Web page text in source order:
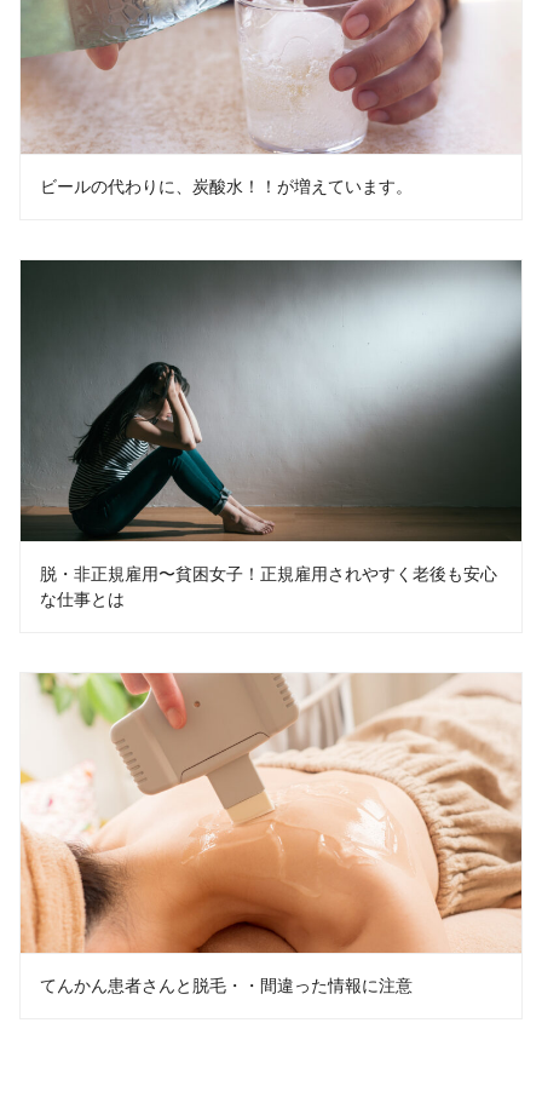
ビールの代わりに、炭酸水！！が増えています。
脱・非正規雇用〜貧困女子！正規雇用されやすく老後も安心
な仕事とは
てんかん患者さんと脱毛・・間違った情報に注意